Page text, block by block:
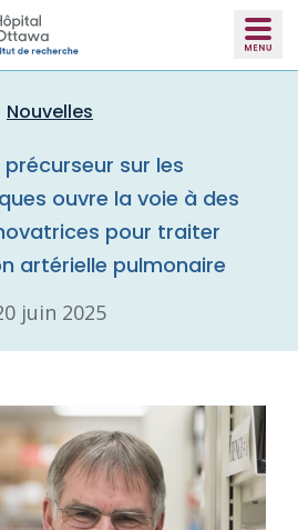
Nouvelles
précurseur sur les
ouvre la voie à des
pour traiter
artérielle pulmonaire
juin 2025